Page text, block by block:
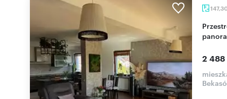
Przestronny 5-pokojowy apartament 147 m² z
2 488